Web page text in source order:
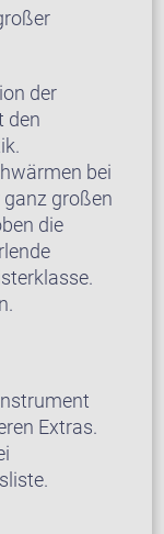
der
den
bei
großen
die
Extras.